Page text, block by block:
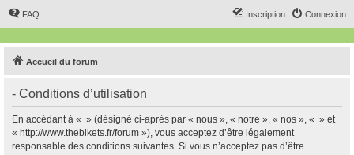
FAQ Connexion
Inscription
Accueil du forum
- Conditions d’utilisation
En accédant à « » (désigné ci-après par « nous », « notre », « nos », « » et
« http://www.thebikets.fr/forum »), vous acceptez d’être légalement
responsable des conditions suivantes. Si vous n’acceptez pas d’être